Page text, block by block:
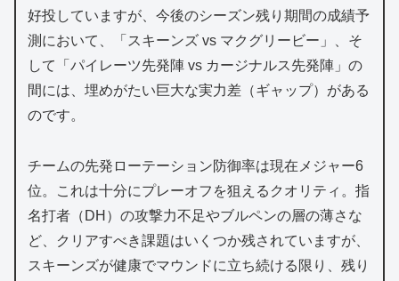
好投していますが、今後のシーズン残り期間の成績予
測において、「スキーンズ vs マクグリービー」、そ
して「パイレーツ先発陣 vs カージナルス先発陣」の
間には、埋めがたい巨大な実力差（ギャップ）がある
のです。
チームの先発ローテーション防御率は現在メジャー6
位。これは十分にプレーオフを狙えるクオリティ。指
名打者（DH）の攻撃力不足やブルペンの層の薄さな
ど、クリアすべき課題はいくつか残されていますが、
スキーンズが健康でマウンドに立ち続ける限り、残り